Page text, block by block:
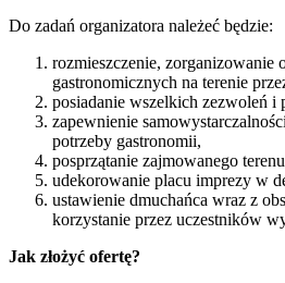
Do zadań organizatora należeć będzie:
rozmieszczenie, zorganizowanie
gastronomicznych na terenie
posiadanie wszelkich zezwoleń i
zapewnienie
potrzeby gastronomii,
posprzątanie zajmowanego
udekorowanie placu imprezy w
ustawienie dmuchańca wraz z
korzystanie przez uczestników
Jak złożyć ofertę?